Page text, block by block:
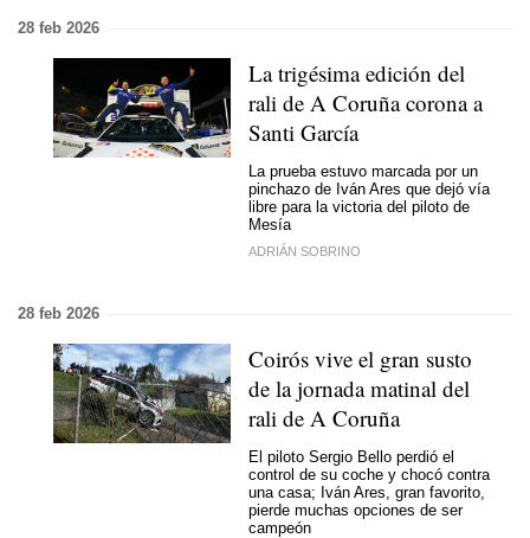
28 feb 2026
La trigésima edición del
rali de A Coruña corona a
Santi García
La prueba estuvo marcada por un
pinchazo de Iván Ares que dejó vía
libre para la victoria del piloto de
Mesía
ADRIÁN SOBRINO
28 feb 2026
Coirós vive el gran susto
de la jornada matinal del
rali de A Coruña
El piloto Sergio Bello perdió el
control de su coche y chocó contra
una casa; Iván Ares, gran favorito,
pierde muchas opciones de ser
campeón